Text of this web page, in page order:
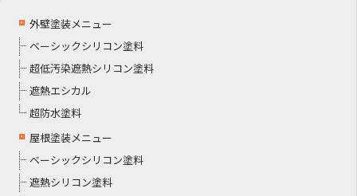
外壁塗装メニュー
ベーシックシリコン塗料
超低汚染遮熱シリコン塗料
遮熱エシカル
超防水塗料
屋根塗装メニュー
ベーシックシリコン塗料
遮熱シリコン塗料